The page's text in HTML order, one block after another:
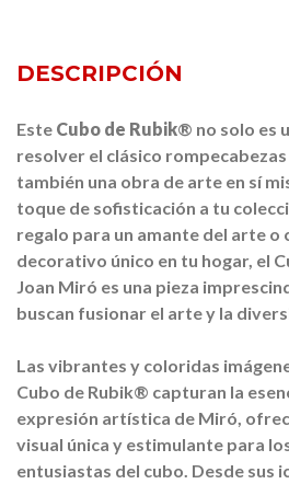
DESCRIPCIÓN
Este Cubo de Rubik® no solo es
resolver el clásico
también una obra de arte en sí
toque de sofisticación a tu
regalo para un amante del arte o
decorativo único en tu hogar, el
Joan Miró es una pieza
buscan fusionar el arte y la
Las vibrantes y coloridas
Cubo de Rubik® capturan la
expresión artística de Miró,
visual única y estimulante para
entusiastas del cubo. Desde sus